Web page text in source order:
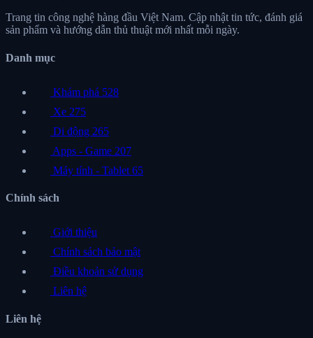
Trang tin công nghệ hàng đầu Việt Nam. Cập nhật tin tức, đánh giá
sản phẩm và hướng dẫn thủ thuật mới nhất mỗi ngày.
Danh mục
Khám phá 528
Xe 275
Di động 265
Apps - Game 207
Máy tính - Tablet 65
Chính sách
Giới thiệu
Chính sách bảo mật
Điều khoản sử dụng
Liên hệ
Liên hệ